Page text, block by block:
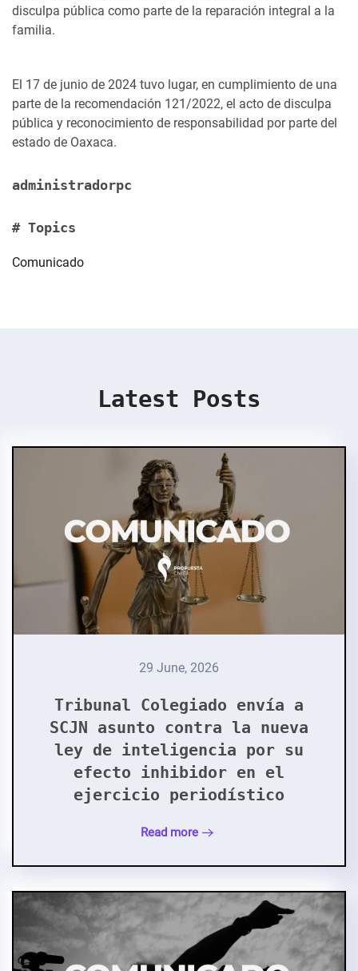
# Topics
Comunicado
disculpa pública como parte de la reparación integral a la
familia.
El 17 de junio de 2024 tuvo lugar, en cumplimiento de una
parte de la recomendación 121/2022, el acto de disculpa
pública y reconocimiento de responsabilidad por parte del
estado de Oaxaca.
administradorpc
Latest Posts
29 June, 2026
Tribunal Colegiado envía a
SCJN asunto contra la nueva
ley de inteligencia por su
efecto inhibidor en el
ejercicio periodístico
Read more